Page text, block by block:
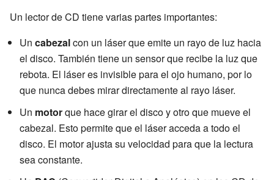
Un lector de CD tiene varias partes importantes:
Un cabezalcon un láser que emite un rayo de luz hacia
el disco. También tiene un sensor que recibe la luz que
rebota. El láser es invisible para el ojo humano, por lo
que nunca debes mirar directamente al rayo láser.
Un motorque hace girar el disco y otro que mueve el
cabezal. Esto permite que el láser acceda a todo el
disco. El motor ajusta su velocidad para que la lectura
sea constante.